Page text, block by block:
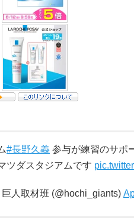
#長野久義 参与が練習のサポ
ツダスタジアムです
人取材班 (@hochi_giants)